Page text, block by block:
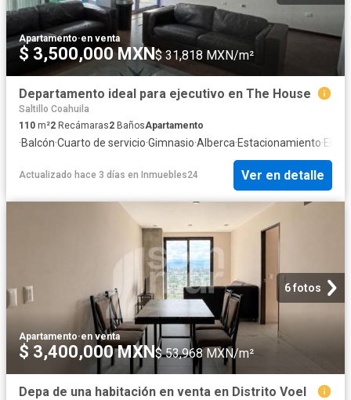
Apartamento·en venta
$ 3,500,000 MXN$ 31,818 MXN/m²
Departamento ideal para ejecutivo en The House
Saltillo Coahuila
110 m²2 Recámaras2 BañosApartamento
·Balcón·Cuarto de servicio·Gimnasio·Alberca·Estacionamiento·
Actualizado hace 3 días en Inmuebles24 Ver en detalle
6 fotos
Apartamento·en venta
$ 3,400,000 MXN$ 53,968 MXN/m²
Depa de una habitación en venta en Distrito Voel